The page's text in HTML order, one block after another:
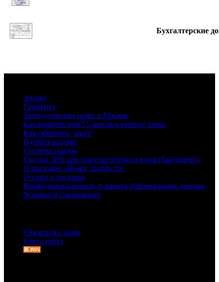
Бухгалтерские
Акции
Гарантии
Златоустовские ножи в Москве
Как выбрать нож? 5 шагов к выбору ножа.
Как оформить заказ?
Пункты выдачи
Система скидок
Скидка 50% при покупке второго ножа (Завершено)
О магазине «Ножи Златоуста»
Оплата и доставка
Конфиденциальность и защита персональных данных
Условия и Соглашения
Связаться с нами
Карта сайта